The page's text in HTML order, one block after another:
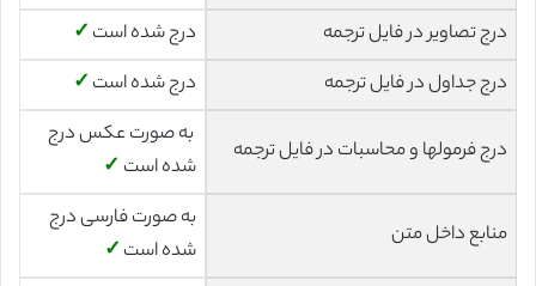
درج تصاویر در فایل ترجمه
درج شده است ✓
درج جداول در فایل ترجمه
درج شده است ✓
درج فرمولها و محاسبات در فایل ترجمه
به صورت عکس درج
شده است ✓
منابع داخل متن
به صورت فارسی درج
شده است ✓